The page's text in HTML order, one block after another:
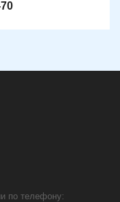
по телефону: